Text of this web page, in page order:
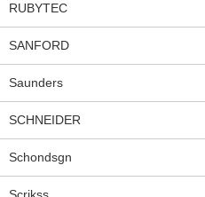
RUBYTEC
SANFORD
Saunders
SCHNEIDER
Schondsgn